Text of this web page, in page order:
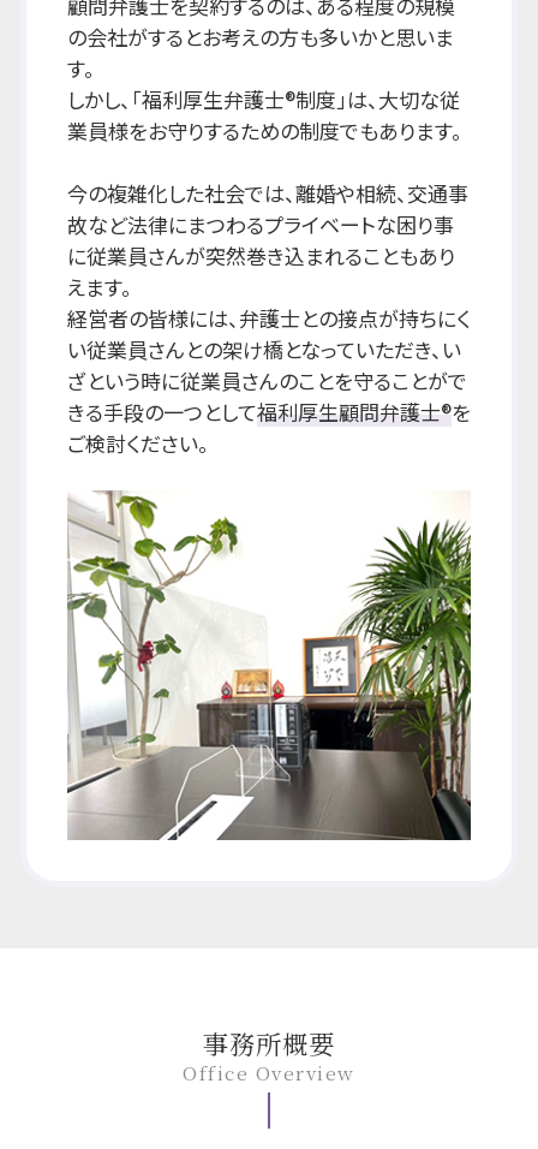
の会社がするとお考えの方も多いかと思いま
す。
しかし、「福利厚生弁護士®制度」は、大切な従
業員様をお守りするための制度でもあります。
今の複雑化した社会では、離婚や相続、交通事
故など法律にまつわるプライベートな困り事
に従業員さんが突然巻き込まれることもあり
えます。
経営者の皆様には、弁護士との接点が持ちにく
い従業員さんとの架け橋となっていただき、い
ざという時に従業員さんのことを守ることがで
きる手段の一つとして福利厚生顧問弁護士®を
ご検討ください。
事務所概要
Office Overview